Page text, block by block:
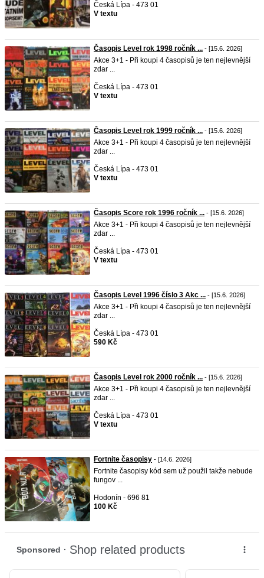
Česká Lípa - 473 01
V textu
Časopis Level rok 1998 ročník ... - [15.6. 2026]
Akce 3+1 - Při koupi 4 časopisů je ten nejlevnější
zdar ...
Česká Lípa - 473 01
V textu
Časopis Level rok 1999 ročník ... - [15.6. 2026]
Akce 3+1 - Při koupi 4 časopisů je ten nejlevnější
zdar ...
Česká Lípa - 473 01
V textu
Časopis Score rok 1996 ročník ... - [15.6. 2026]
Akce 3+1 - Při koupi 4 časopisů je ten nejlevnější
zdar ...
Česká Lípa - 473 01
V textu
Časopis Level 1996 číslo 3 Akc ... - [15.6. 2026]
Akce 3+1 - Při koupi 4 časopisů je ten nejlevnější
zdar ...
Česká Lípa - 473 01
590 Kč
Časopis Level rok 2000 ročník ... - [15.6. 2026]
Akce 3+1 - Při koupi 4 časopisů je ten nejlevnější
zdar ...
Česká Lípa - 473 01
V textu
Fortnite časopisy - [14.6. 2026]
Fortnite časopisy kód sem už použil takže nebude
fungov ...
Hodonín - 696 81
100 Kč